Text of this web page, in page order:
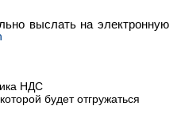
выслать на электронную
НДС
будет отгружаться